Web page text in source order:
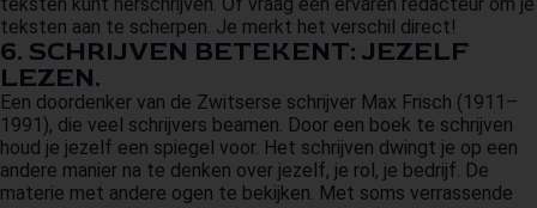
teksten aan te scherpen. Je merkt het verschil direct!
6. SCHRIJVEN BETEKENT: JEZELF
LEZEN.
Een doordenker van de Zwitserse schrijver Max Frisch (1911–
1991), die veel schrijvers beamen. Door een boek te schrijven
houd je jezelf een spiegel voor. Het schrijven dwingt je op een
andere manier na te denken over jezelf, je rol, je bedrijf. De
materie met andere ogen te bekijken. Met soms verrassende